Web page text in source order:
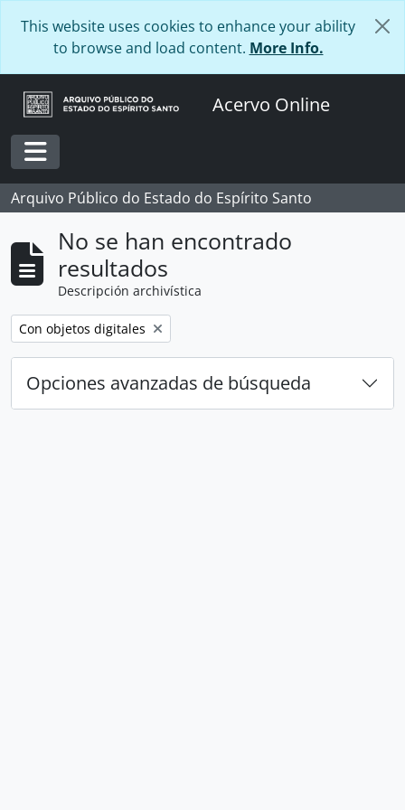
This website uses cookies to enhance your ability
to browse and load content. More Info.
Acervo Online
Toggle navigation
Arquivo Público do Estado do Espírito Santo
No se han encontrado
resultados
Descripción archivística
Remove filter:
Con objetos digitales
Opciones avanzadas de búsqueda